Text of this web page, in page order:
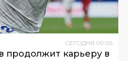
СЕГОДНЯ 09:05
продолжит карьеру в